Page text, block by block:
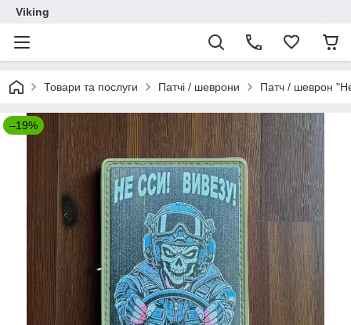
Viking
Товари та послуги Патчі / шеврони Патч / шеврон
–19%